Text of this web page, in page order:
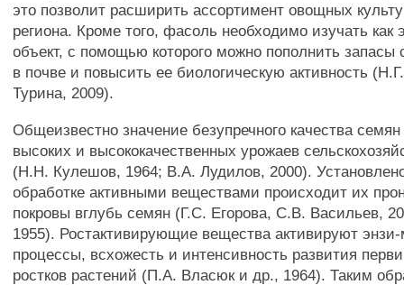
это позволит расширить ассортимент овощных
региона. Кроме того, фасоль необходимо изучать как
объект, с помощью которого можно пополнить запасы
в почве и повысить ее биологическую активность
Турина, 2009).
Общеизвестно значение безупречного качества
высоких и высококачественных урожаев
(H.H. Кулешов, 1964; В.А. Лудилов, 2000).
обработке активными веществами происходит их
покровы вглубь семян (Г.С. Егорова, C.B. Васильев,
1955). Ростактивирующие вещества активируют
процессы, всхожесть и интенсивность развития
ростков растений (П.А. Власюк и др., 1964). Таким